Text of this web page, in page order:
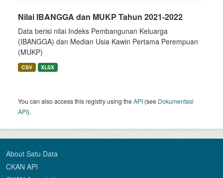
Nilai IBANGGA dan MUKP Tahun 2021-2022
Data berisi nilai Indeks Pembangunan Keluarga
(IBANGGA) dan Median Usia Kawin Pertama Perempuan
(MUKP)
CSV XLSX
You can also access this registry using theAPI (see Dokumentasi
API).
About Satu Data
CKAN API